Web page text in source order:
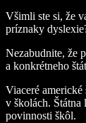
Všimli ste si, že
príznaky
Nezabudnite, že
a konkrétneho
Viaceré
v školách. Štátna
povinnosti škôl.